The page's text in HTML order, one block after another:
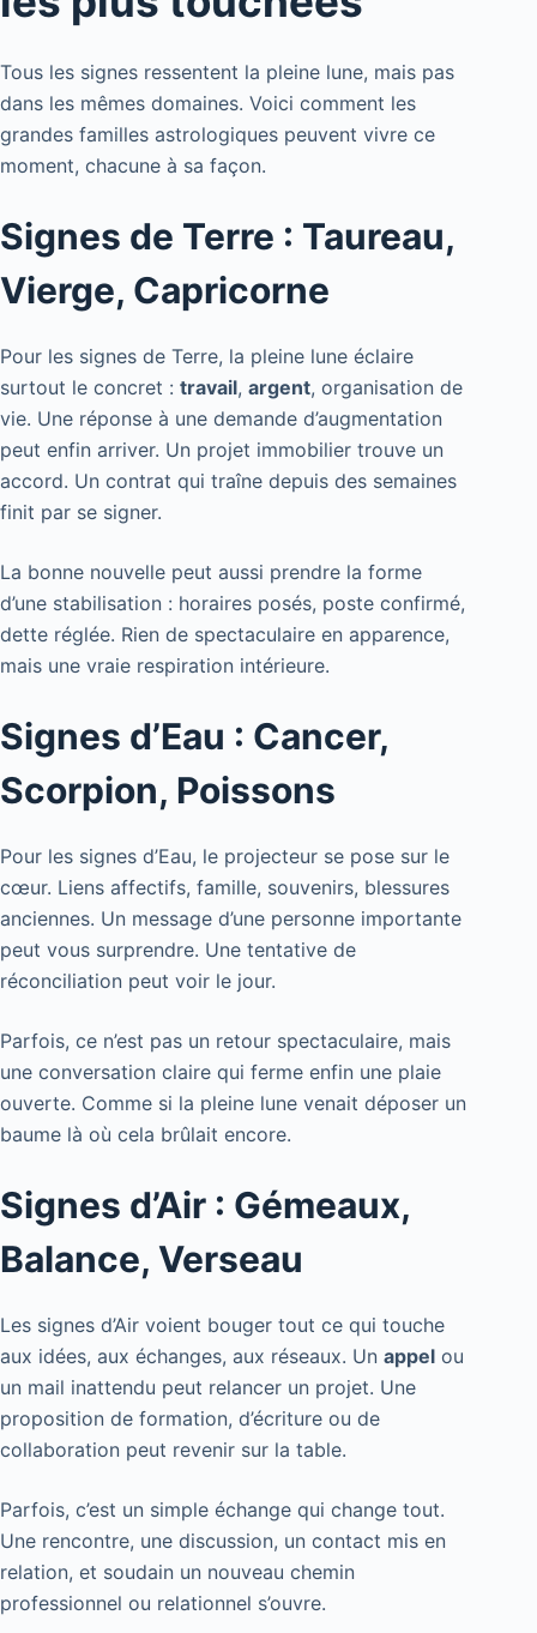
Tous les signes ressentent la pleine lune, mais pas
dans les mêmes domaines. Voici comment les
grandes familles astrologiques peuvent vivre ce
moment, chacune à sa façon.
Signes de Terre : Taureau,
Vierge, Capricorne
Pour les signes de Terre, la pleine lune éclaire
surtout le concret : travail, argent, organisation de
vie. Une réponse à une demande d’augmentation
peut enfin arriver. Un projet immobilier trouve un
accord. Un contrat qui traîne depuis des semaines
finit par se signer.
La bonne nouvelle peut aussi prendre la forme
d’une stabilisation : horaires posés, poste confirmé,
dette réglée. Rien de spectaculaire en apparence,
mais une vraie respiration intérieure.
Signes d’Eau : Cancer,
Scorpion, Poissons
Pour les signes d’Eau, le projecteur se pose sur le
cœur. Liens affectifs, famille, souvenirs, blessures
anciennes. Un message d’une personne importante
peut vous surprendre. Une tentative de
réconciliation peut voir le jour.
Parfois, ce n’est pas un retour spectaculaire, mais
une conversation claire qui ferme enfin une plaie
ouverte. Comme si la pleine lune venait déposer un
baume là où cela brûlait encore.
Signes d’Air : Gémeaux,
Balance, Verseau
Les signes d’Air voient bouger tout ce qui touche
aux idées, aux échanges, aux réseaux. Un appel ou
un mail inattendu peut relancer un projet. Une
proposition de formation, d’écriture ou de
collaboration peut revenir sur la table.
Parfois, c’est un simple échange qui change tout.
Une rencontre, une discussion, un contact mis en
relation, et soudain un nouveau chemin
professionnel ou relationnel s’ouvre.